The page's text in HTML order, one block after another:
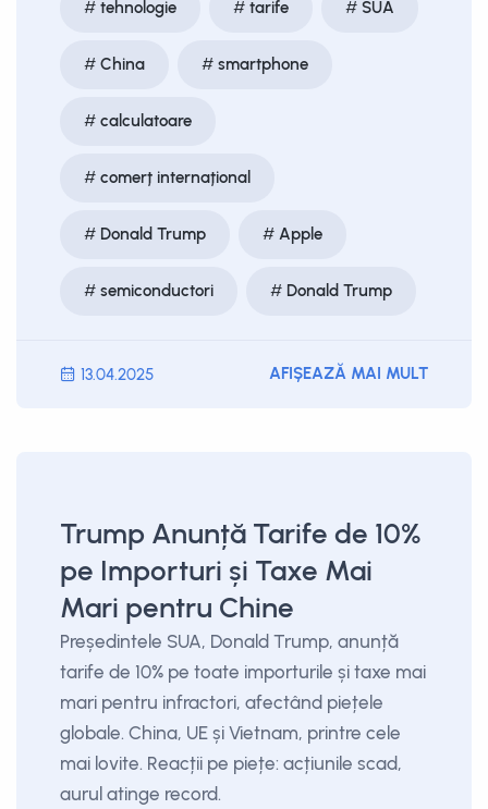
tehnologie tarife SUA
China smartphone
calculatoare
comerț internațional
Donald Trump Apple
semiconductori Donald Trump
13.04.2025 AFIȘEAZĂ MAI MULT
Trump Anunță Tarife de 10%
pe Importuri și Taxe Mai
Mari pentru Chine
Președintele SUA, Donald Trump, anunță
tarife de 10% pe toate importurile și taxe mai
mari pentru infractori, afectând piețele
globale. China, UE și Vietnam, printre cele
mai lovite. Reacții pe piețe: acțiunile scad,
aurul atinge record.